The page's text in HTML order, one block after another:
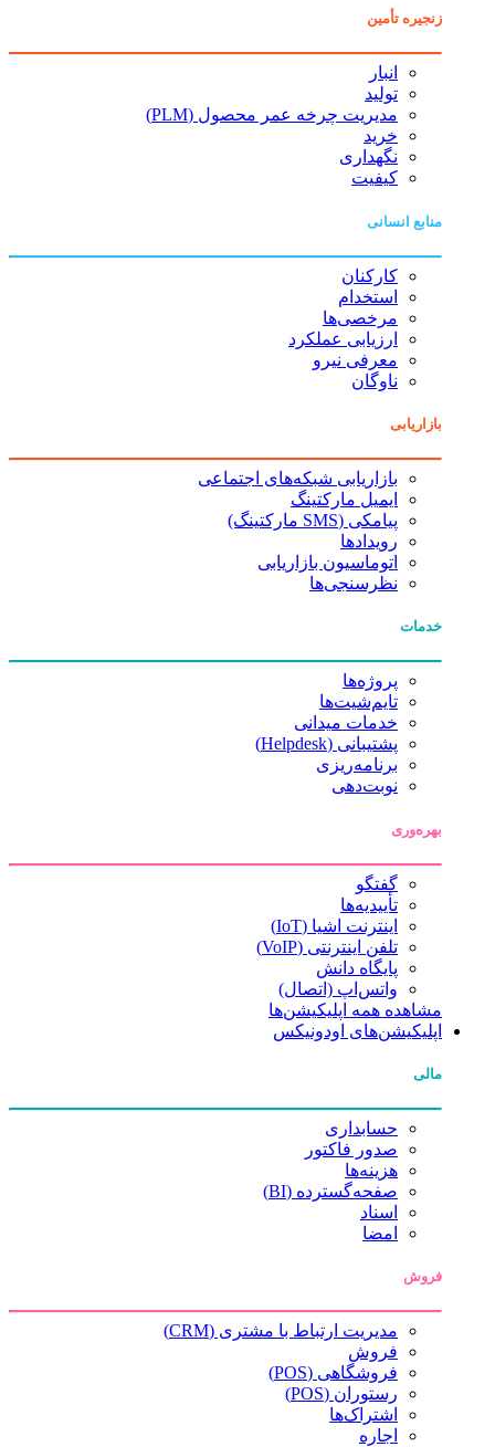
زنجیره تأمین
انبار
تولید
مدیریت چرخه عمر محصول (PLM)
خرید
نگهداری
کیفیت
منابع انسانی
کارکنان
استخدام
مرخصی‌ها
ارزیابی عملکرد
معرفی نیرو
ناوگان
بازاریابی
بازاریابی شبکه‌های اجتماعی
ایمیل مارکتینگ
پیامکی (SMS مارکتینگ)
رویدادها
اتوماسیون بازاریابی
نظرسنجی‌ها
خدمات
پروژه‌ها
تایم‌شیت‌ها
خدمات میدانی
پشتیبانی (Helpdesk)
برنامه‌ریزی
نوبت‌دهی
بهره‌وری
گفتگو
تأییدیه‌ها
اینترنت اشیا (IoT)
تلفن اینترنتی (VoIP)
پایگاه دانش
واتس‌اپ (اتصال)
مشاهده همه اپلیکیشن‌ها
اپلیکیشن‌های اودونیکس
مالی
حسابداری
صدور فاکتور
هزینه‌ها
صفحه‌گسترده (BI)
اسناد
امضا
فروش
مدیریت ارتباط با مشتری (CRM)
فروش
فروشگاهی (POS)
رستوران (POS)
اشتراک‌ها
اجاره